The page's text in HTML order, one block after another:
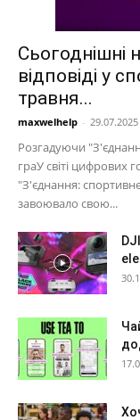
Сьогоднішні
відповіді у
травня...
maxwelhelp - 29.07.2025
Розгадуючи
граУ світі цифрових
"З'єднання:
завоювало свою...